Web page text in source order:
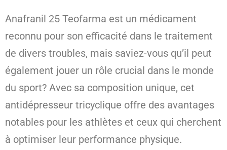
Anafranil 25 Teofarma est un médicament
reconnu pour son efficacité dans le traitement
de divers troubles, mais saviez-vous qu’il peut
également jouer un rôle crucial dans le monde
du sport? Avec sa composition unique, cet
antidépresseur tricyclique offre des avantages
notables pour les athlètes et ceux qui cherchent
à optimiser leur performance physique.